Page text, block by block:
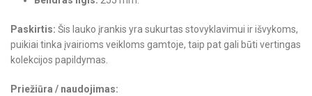
Paskirtis: Šis lauko įrankis yra sukurtas stovyklavimui ir išvykoms,
puikiai tinka įvairioms veikloms gamtoje, taip pat gali būti vertingas
kolekcijos papildymas.
Priežiūra / naudojimas: